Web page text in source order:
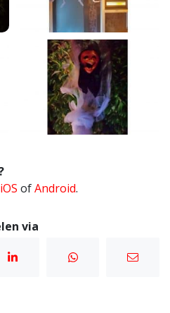
iOS ofAndroid.
via